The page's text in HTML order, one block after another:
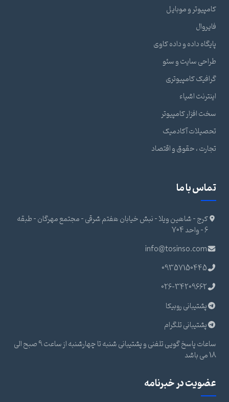
کامپیوتر و موبایل
فایروال
پایگاه داده و داده کاوی
طراحی سایت و سئو
گرافیک کامپیوتری
اینترنت اشیاء
سخت افزار کامپیوتر
تحصیلات آکادمیک
تجارت ، حقوق و اقتصاد
تماس با ما
کرج - شاهین ویلا - نبش خیابان هفتم شرقی - مجتمع مهرگان - طبقه
6 - واحد 704
info@tosinso.com
09357150445
026-34209662
پشتیبانی روبیکا
پشتیبانی تلگرام
ساعات پاسخ گویی تلفنی و پشتیبانی شنبه تا چهارشنبه از ساعت 9 صبح الی
18 می باشد
عضویت در خبرنامه